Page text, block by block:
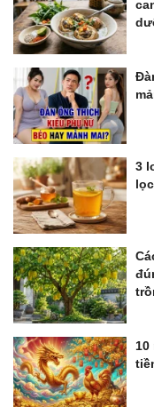
3
10